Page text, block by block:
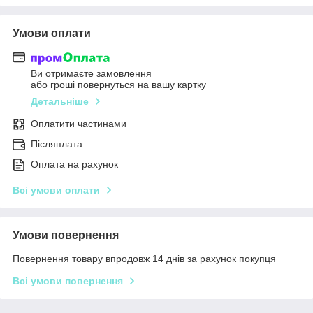
Умови оплати
Ви отримаєте замовлення
або гроші повернуться на вашу картку
Детальніше
Оплатити частинами
Післяплата
Оплата на рахунок
Всі умови оплати
Умови повернення
Повернення товару впродовж 14 днів за рахунок покупця
Всі умови повернення